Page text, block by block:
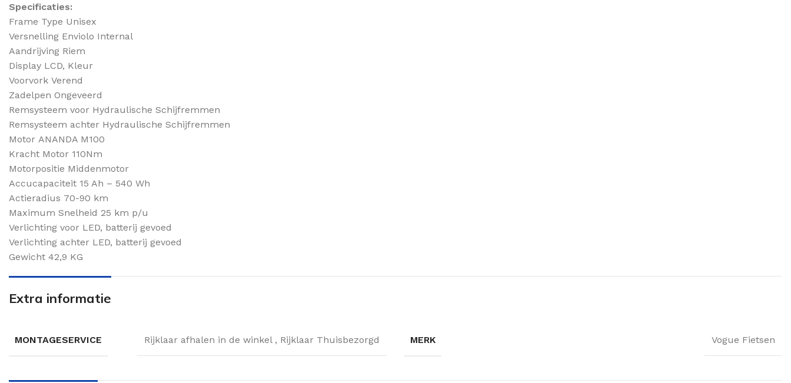
Specificaties:
Frame Type Unisex
Versnelling Enviolo Internal
Aandrijving Riem
Display LCD, Kleur
Voorvork Verend
Zadelpen Ongeveerd
Remsysteem voor Hydraulische Schijfremmen
Remsysteem achter Hydraulische Schijfremmen
Motor ANANDA M100
Kracht Motor 110Nm
Motorpositie Middenmotor
Accucapaciteit 15 Ah – 540 Wh
Actieradius 70-90 km
Maximum Snelheid 25 km p/u
Verlichting voor LED, batterij gevoed
Verlichting achter LED, batterij gevoed
Gewicht 42,9 KG
Extra informatie
MONTAGESERVICE Rijklaar afhalen in de winkel , Rijklaar Thuisbezorgd MERK Vogue Fietsen